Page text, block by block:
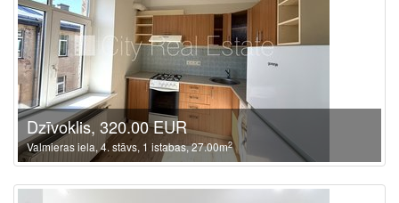
Dzīvoklis, 320.00 EUR
Valmieras iela, 4. stāvs, 1 istabas, 27.00m2